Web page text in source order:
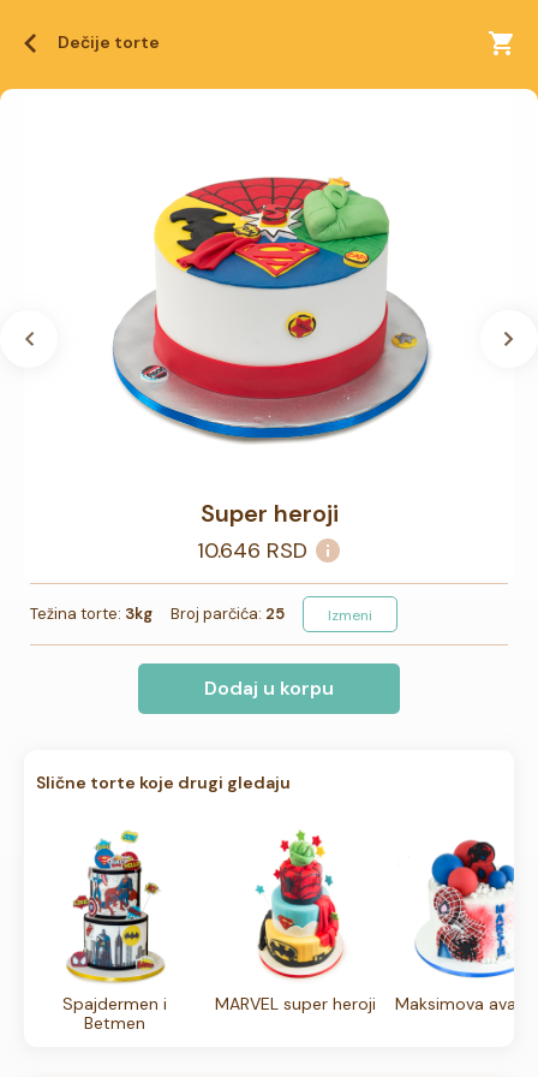
Dečije torte
Super heroji
10.646 RSD
Težina torte: 3kg Broj parčića: 25 Izmeni
Dodaj u korpu
Slične torte koje drugi gledaju
Spajdermen i
Betmen
MARVEL super heroji Maksimova